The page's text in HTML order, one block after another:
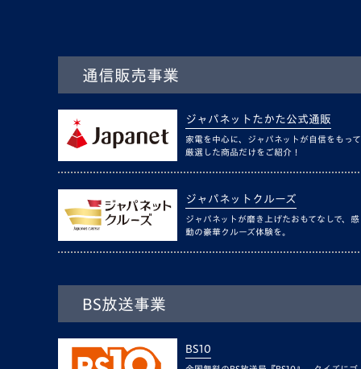
通信販売事業
ジャパネットたかた公式通販
家電を中心に、ジャパネットが自信をもって
厳選した商品だけをご紹介！
ジャパネットクルーズ
ジャパネットが磨き上げたおもてなしで、感
動の豪華クルーズ体験を。
BS放送事業
BS10